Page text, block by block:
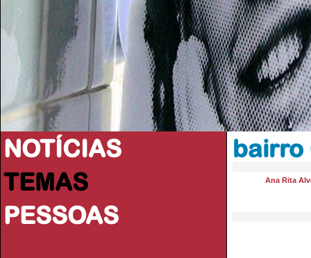
NOTÍCIAS
TEMAS
PESSOAS
bairro
Ana Rita